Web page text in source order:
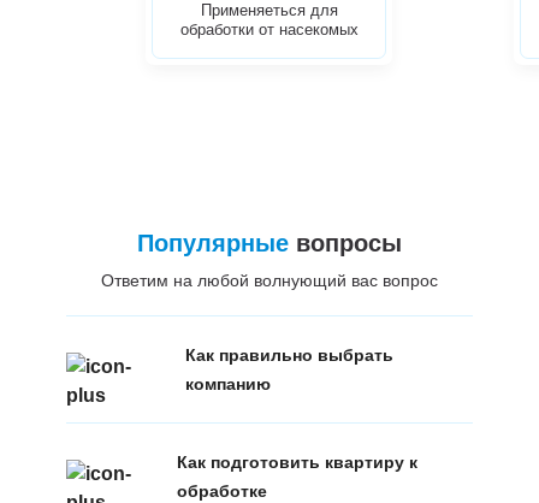
Применяеться для
обработки от насекомых
Популярныевопросы
Ответим на любой волнующий вас вопрос
Как правильно выбрать
компанию
Как подготовить квартиру к
обработке